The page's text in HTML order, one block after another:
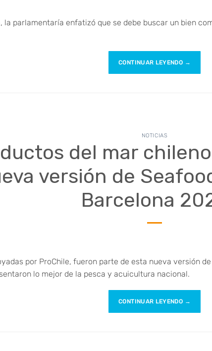
la parlamentaría enfatizó que se debe buscar un bien
CONTINUAR LEYENDO →
NOTICIAS
del mar
versión de
Barcelona
por ProChile, fueron parte de esta nueva versión
lo mejor de la pesca y acuicultura nacional.
CONTINUAR LEYENDO →